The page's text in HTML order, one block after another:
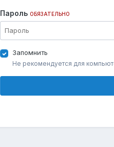
Пароль ОБЯЗАТЕЛЬНО
Запомнить
Не рекомендуется для